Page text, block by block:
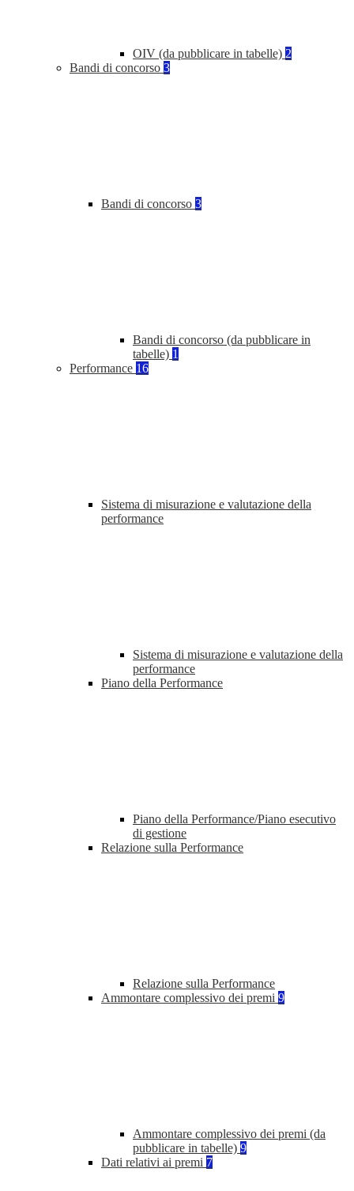
OIV (da pubblicare in tabelle) 2
Bandi di concorso 3
Bandi di concorso 3
Bandi di concorso (da pubblicare in
tabelle) 1
Performance 16
Sistema di misurazione e valutazione della
performance
Sistema di misurazione e valutazione della
performance
Piano della Performance
Piano della Performance/Piano esecutivo
di gestione
Relazione sulla Performance
Relazione sulla Performance
Ammontare complessivo dei premi 9
Ammontare complessivo dei premi (da
pubblicare in tabelle) 9
Dati relativi ai premi 7